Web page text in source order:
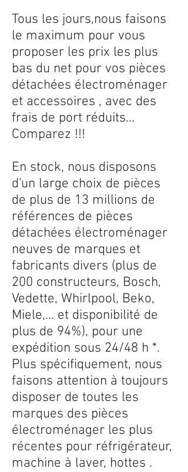
Tous les jours,nous faisons
le maximum pour vous
proposer les prix les plus
bas du net pour vos pièces
détachées électroménager
et accessoires , avec des
frais de port réduits...
Comparez !!!
En stock, nous disposons
d'un large choix de pièces
de plus de 13 millions de
références de pièces
détachées électroménager
neuves de marques et
fabricants divers (plus de
200 constructeurs, Bosch,
Vedette, Whirlpool, Beko,
Miele,... et disponibilité de
plus de 94%), pour une
expédition sous 24/48 h *.
Plus spécifiquement, nous
faisons attention à toujours
disposer de toutes les
marques des pièces
électroménager les plus
récentes pour réfrigérateur,
machine à laver, hottes .